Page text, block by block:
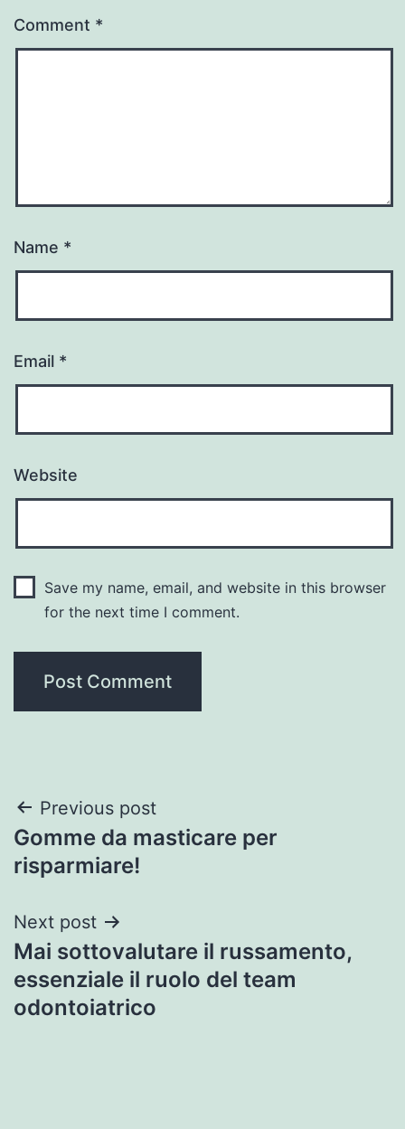
Comment *
Name *
Email *
Website
Save my name, email, and website in this browser
for the next time I comment.
Post
navigation
Previous post
Gomme da masticare per
risparmiare!
Next post
Mai sottovalutare il russamento,
essenziale il ruolo del team
odontoiatrico